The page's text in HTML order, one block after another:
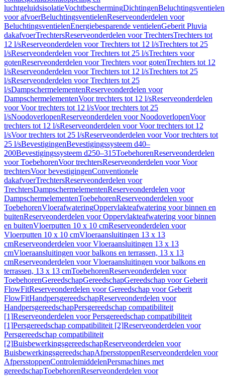
luchtgeluidsisolatieVochtbeschermingDichtingenBeluchtingsventielen
voor afvoerBeluchtingsventielenReserveonderdelen voor
BeluchtingsventielenEnergiebesparende ventielenGeberit Pluvia
dakafvoerTrechtersReserveonderdelen voor TrechtersTrechters tot
12 l/sReserveonderdelen voor Trechters tot 12 l/sTrechters tot 25
l/sReserveonderdelen voor Trechters tot 25 l/sTrechters voor
gotenReserveonderdelen voor Trechters voor gotenTrechters tot 12
l/sReserveonderdelen voor Trechters tot 12 l/sTrechters tot 25
l/sReserveonderdelen voor Trechters tot 25
l/sDampschermelementenReserveonderdelen voor
DampschermelementenVoor trechters tot 12 l/sReserveonderdelen
voor Voor trechters tot 12 l/sVoor trechters tot 25
l/sNoodoverlopenReserveonderdelen voor NoodoverlopenVoor
trechters tot 12 l/sReserveonderdelen voor Voor trechters tot 12
l/sVoor trechters tot 25 l/sReserveonderdelen voor Voor trechters tot
25 l/sBevestigingenBevestigingssysteem d40–
200Bevestigingssysteem d250–315ToebehorenReserveonderdelen
voor ToebehorenVoor trechtersReserveonderdelen voor Voor
trechtersVoor bevestigingenConventionele
dakafvoerTrechtersReserveonderdelen voor
TrechtersDampschermelementenReserveonderdelen voor
DampschermelementenToebehorenReserveonderdelen voor
ToebehorenVloerafwateringOppervlakteafwatering voor binnen en
buitenReserveonderdelen voor Oppervlakteafwatering voor binnen
en buitenVloerputten 10 x 10 cmReserveonderdelen voor
Vloerputten 10 x 10 cmVloeraansluitingen 13 x 13
cmReserveonderdelen voor Vloeraansluitingen 13 x 13
cmVloeraansluitingen voor balkons en terrassen, 13 x 13
cmReserveonderdelen voor Vloeraansluitingen voor balkons en
terrassen, 13 x 13 cmToebehorenReserveonderdelen voor
ToebehorenGereedschapGereedschapGereedschap voor Geberit
FlowFitReserveonderdelen voor Gereedschap voor Geberit
FlowFitHandpersgereedschapReserveonderdelen voor
HandpersgereedschapPersgereedschap compatibiliteit
[1]Reserveonderdelen voor Persgereedschap compatibiliteit
[1]Persgereedschap compatibiliteit [2]Reserveonderdelen voor
Persgereedschap compatibiliteit
[2]BuisbewerkingsgereedschapReserveonderdelen voor
BuisbewerkingsgereedschapAfpersstoppenReserveonderdelen voor
AfpersstoppenControlemiddelenPersmachines met
gereedschapToebehorenReserveonderdelen voor